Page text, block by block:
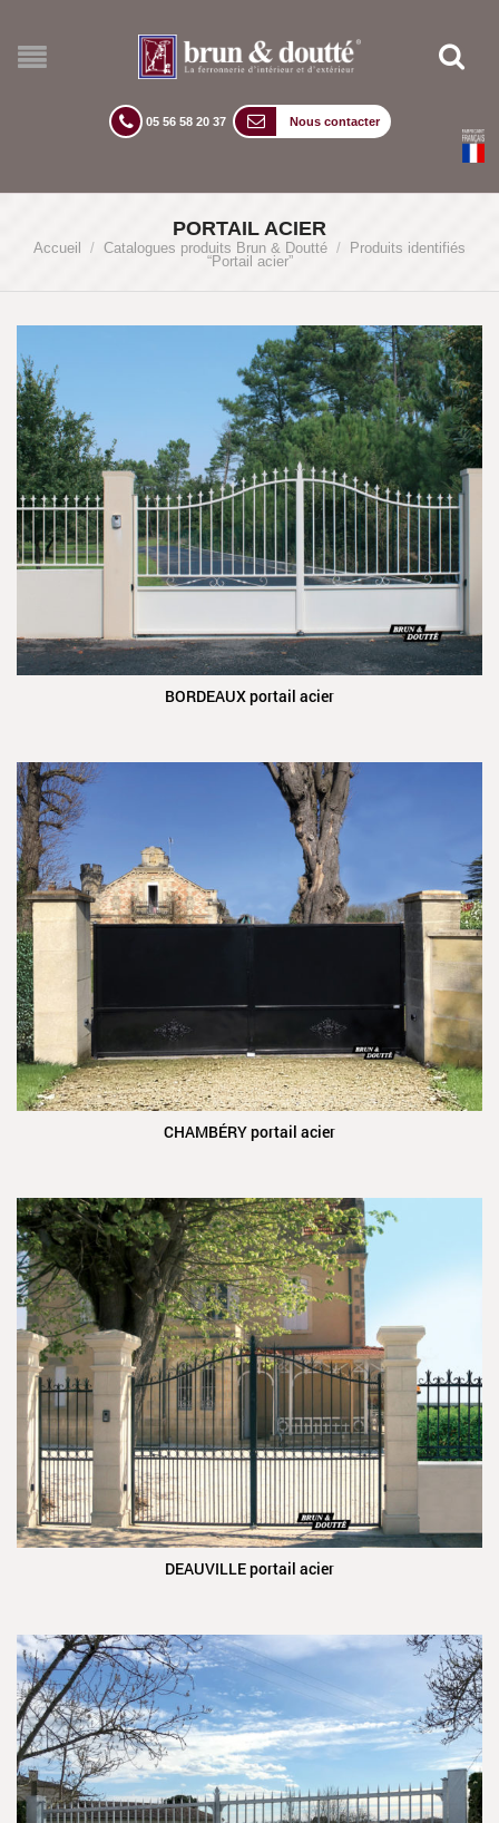
05 56 58 20 37 Nous contacter
PORTAIL ACIER
Accueil / Catalogues produits Brun & Doutté /
Produits identifiés
“Portail acier”
BORDEAUX portail acier
CHAMBÉRY portail acier
DEAUVILLE portail acier